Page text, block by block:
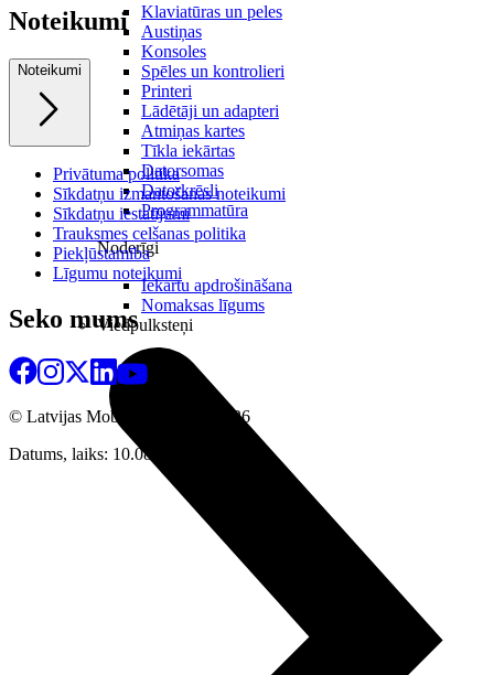
Klaviatūras un peles
Austiņas
Konsoles
Spēles un kontrolieri
Printeri
Lādētāji un adapteri
Atmiņas kartes
Tīkla iekārtas
Datorsomas
Datorkrēsli
Programmatūra
Noderīgi
Iekārtu apdrošināšana
Nomaksas līgums
Viedpulksteņi
Noteikumi
Noteikumi
Privātuma politika
Sīkdatņu izmantošanas noteikumi
Sīkdatņu iestatījumi
Trauksmes celšanas politika
Piekļūstamība
Līgumu noteikumi
Seko mums
© Latvijas Mobilais Telefons
2026
Datums, laiks: 10.08.2026 22:11